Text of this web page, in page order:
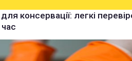
консервації: легкі